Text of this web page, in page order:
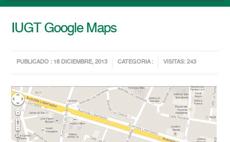
IUGT Google Maps
PUBLICADO : 18 DICIEMBRE, 2013 CATEGORIA : VISITAS: 243